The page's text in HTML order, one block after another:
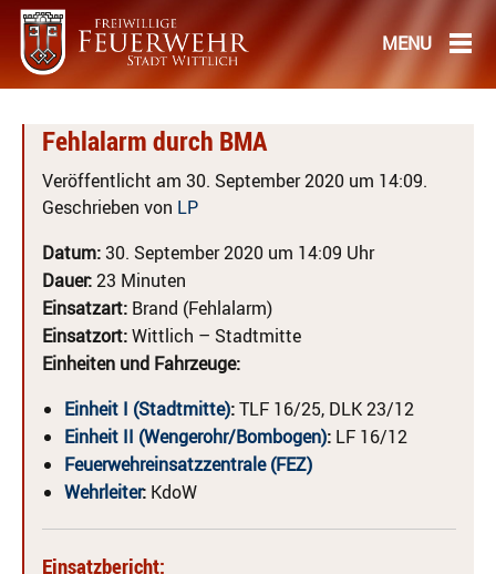
Fehlalarm durch BMA
Veröffentlicht am 30. September 2020 um 14:09.
Geschrieben von LP
Datum:30. September 2020 um 14:09 Uhr
Dauer:23 Minuten
Einsatzart: Brand (Fehlalarm)
Einsatzort:Wittlich – Stadtmitte
Einheiten und Fahrzeuge:
Einheit I (Stadtmitte):TLF 16/25, DLK 23/12
Einheit II (Wengerohr/Bombogen): LF 16/12
Feuerwehreinsatzzentrale (FEZ)
Wehrleiter: KdoW
Einsatzbericht: